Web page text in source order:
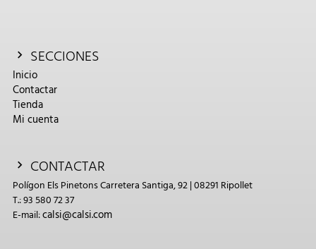
SECCIONES
Inicio
Contactar
Tienda
Mi cuenta
CONTACTAR
Polígon Els Pinetons Carretera Santiga, 92 | 08291 Ripollet
T.: 93 580 72 37
E-mail:calsi@calsi.com